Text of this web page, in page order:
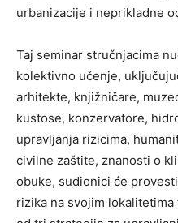
urbanizacije i neprikladne
Taj seminar stručnjacima
kolektivno učenje,
arhitekte, knjižničare,
kustose, konzervatore,
upravljanja rizicima,
civilne zaštite, znanosti o
obuke, sudionici će
rizika na svojim